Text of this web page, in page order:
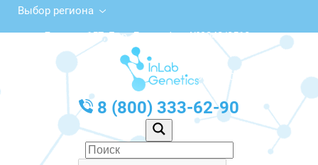
Выбор региона
ул. Ленина, 157, Бор, Доп., офис №9042/0510
с 10:00 до 20:00
График работы: Пн-Пт с 10:00 до 20:00
8 (800) 333-62-90